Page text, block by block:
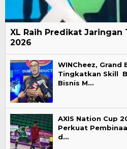
XL Raih Predikat
2026
WINCheez, Grand
Tingkatkan Skill
Bisnis M…
AXIS Nation Cup
Perkuat
d…